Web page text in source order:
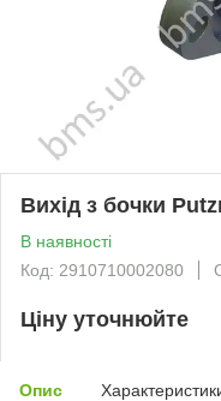
Вихід з бочки
В наявності
Код: 2910710002080
Ціну уточнюйте
Опис